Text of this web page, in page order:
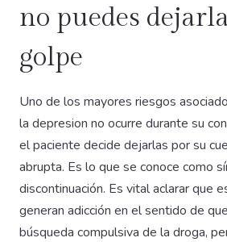
no puedes
golpe
Uno de los mayores riesgos
la depresion no ocurre durante su
el paciente decide dejarlas por su
abrupta. Es lo que se conoce como
discontinuación. Es vital aclarar que
generan adicción en el sentido de
búsqueda compulsiva de la droga,